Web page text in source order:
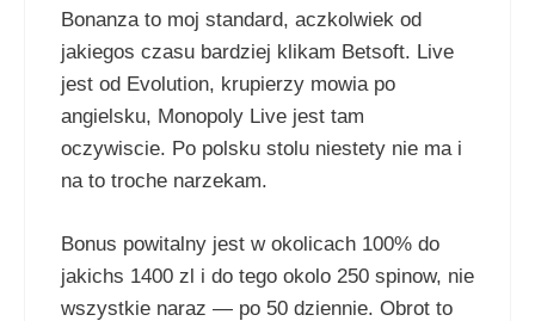
Bonanza to moj standard, aczkolwiek od
jakiegos czasu bardziej klikam Betsoft. Live
jest od Evolution, krupierzy mowia po
angielsku, Monopoly Live jest tam
oczywiscie. Po polsku stolu niestety nie ma i
na to troche narzekam.
Bonus powitalny jest w okolicach 100% do
jakichs 1400 zl i do tego okolo 250 spinow, nie
wszystkie naraz — po 50 dziennie. Obrot to